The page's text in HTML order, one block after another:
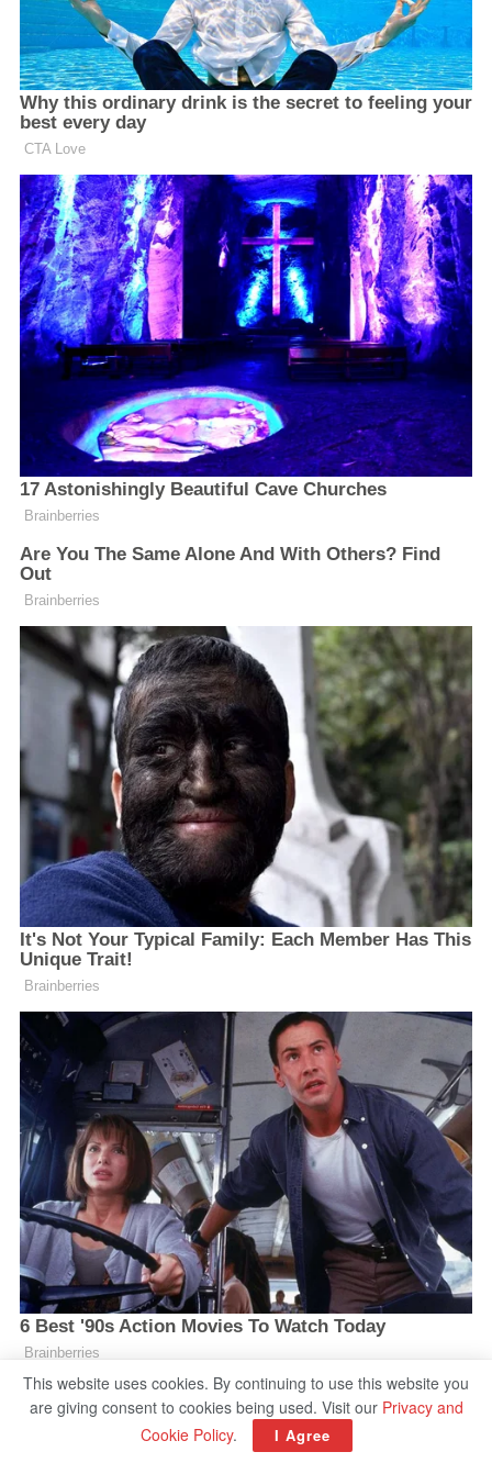
This website uses cookies. By continuing to use this website you
are giving consent to cookies being used. Visit our Privacy and
Cookie Policy. I Agree